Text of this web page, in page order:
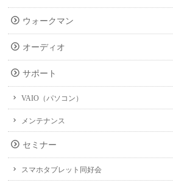
ウォークマン
オーディオ
サポート
VAIO（パソコン）
メンテナンス
セミナー
スマホタブレット同好会